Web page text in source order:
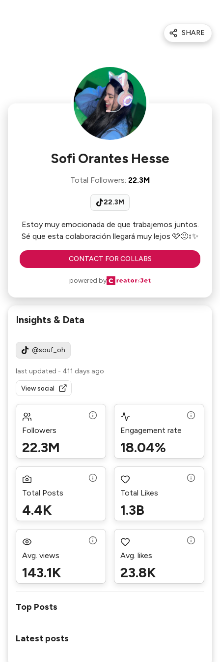
SHARE
Sofi Orantes Hesse
Total Followers: 22.3M
22.3M
Estoy muy emocionada de que trabajemos juntos.
Sé que esta colaboración llegará muy lejos 🩷🙂‍↕️✨
CONTACT FOR COLLABS
powered by
Insights & Data
@souf_oh
last updated - 411 days ago
View social
Followers
22.3M
Engagement rate
18.04%
Total Posts
4.4K
Total Likes
1.3B
Avg. views
143.1K
Avg. likes
23.8K
Top Posts
Latest posts